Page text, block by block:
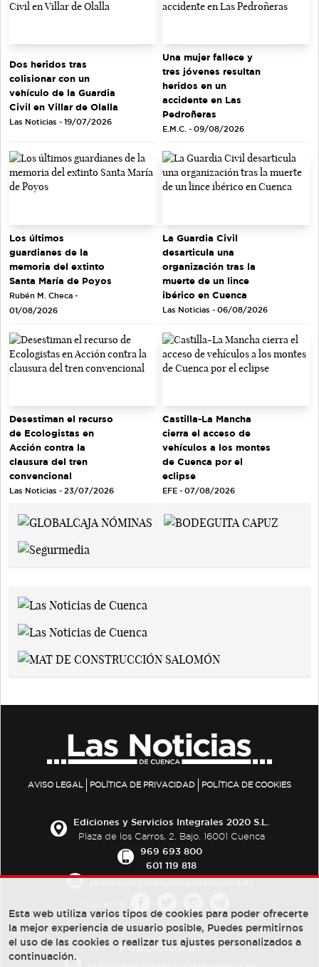
Dos heridos tras
colisionar con un
vehículo de la Guardia
Civil en Villar de Olalla
Las Noticias - 19/07/2026
Una mujer fallece y
tres jóvenes resultan
heridos en un
accidente en Las
Pedroñeras
E.M.C. - 09/08/2026
Los últimos
guardianes de la
memoria del extinto
Santa María de Poyos
Rubén M. Checa -
01/08/2026
La Guardia Civil
desarticula una
organización tras la
muerte de un lince
ibérico en Cuenca
Las Noticias - 06/08/2026
Desestiman el recurso
de Ecologistas en
Acción contra la
clausura del tren
convencional
Las Noticias - 23/07/2026
Castilla-La Mancha
cierra el acceso de
vehículos a los montes
de Cuenca por el
eclipse
EFE - 07/08/2026
AVISO LEGAL POLÍTICA DE PRIVACIDAD POLÍTICA DE COOKIES
Ediciones y Servicios Integrales 2020 S.L.
Plaza de los Carros, 2. Bajo. 16001 Cuenca
969 693 800
601 119 818
PUBLICIDAD:
Esta web utiliza varios tipos de cookies para poder ofrecerte
la mejor experiencia de usuario posible, Puedes permitirnos
el uso de las cookies o realizar tus ajustes personalizados a
continuación.